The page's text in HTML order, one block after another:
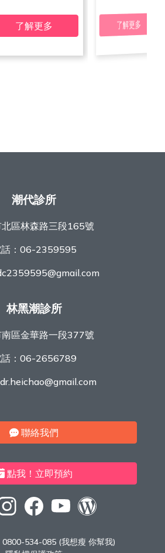
了解更多 了解更多
了解更多
潮代診所
北區林森路三段165號
： 06-2359595
林黑潮診所
南區金華路一段377號
： 06-2656789
dr.heichao@gmail.com
聯絡我們
點我！立即預約
0800-534-085 (我想瘦 你幫我)